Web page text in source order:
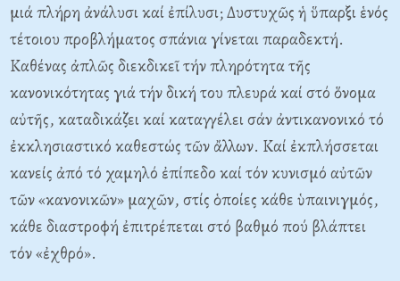
μιά πλήρη ἀνάλυσι καί ἐπίλυσι; Δυστυχῶς ἡ ὕπαρξι ἑνός
τέτοιου προβλήματος σπάνια γίνεται παραδεκτή.
Καθένας ἀπλῶς διεκδικεῖ τήν πληρότητα τῆς
κανονικότητας γιά τήν δική του πλευρά καί στό ὅνομα
αὐτῆς, καταδικάζει καί καταγγέλει σάν ἀντικανονικό τό
ἐκκλησιαστικό καθεστώς τῶν ἄλλων. Καί ἐκπλήσσεται
κανείς ἀπό τό χαμηλό ἐπίπεδο καί τόν κυνισμό αὐτῶν
τῶν «κανονικῶν» μαχῶν, στίς ὁποίες κάθε ὑπαινιγμός,
κάθε διαστροφή ἐπιτρέπεται στό βαθμό πού βλάπτει
τόν «ἐχθρό».